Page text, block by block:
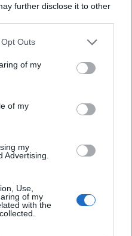
further disclose it to other
Outs
of my
of my
my
Advertising.
Use,
of my
with the
dall'epidemia di
d'imposta adottati a
(RNA)– Open Data, licenza
al 2026-07-02.